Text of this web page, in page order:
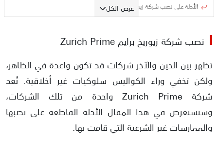
عرض الكلالأدلة على نصب شركة زيورخ برايم
تقديم شكوى ضد شركة زيورخ برايم
استرداد اموال الاحتيال من شركة Zurich Prime
نصب شركة زيوريخ برايم Zurich Prime
تظهر بين الحين والآخر شركات قد تكون واعدة في الظاهر،
ولكن تخفي وراء الكواليس سلوكيات غير أخلاقية. تُعد
شركة Zurich Prime واحدة من تلك الشركات،
وسنستعرض في هذا المقال الأدلة القاطعة على نصبها
والممارسات غير الشرعية التي قامت بها.